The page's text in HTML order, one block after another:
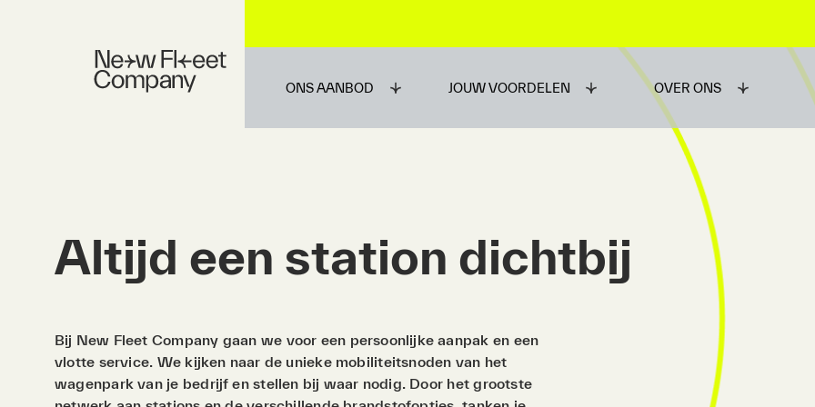
ONS AANBOD JOUW VOORDELEN OVER ONS
Altijd een station dichtbij
Bij New Fleet Company gaan we voor een persoonlijke aanpak en een
vlotte service. We kijken naar de unieke mobiliteitsnoden van het
wagenpark van je bedrijf en stellen bij waar nodig. Door het grootste